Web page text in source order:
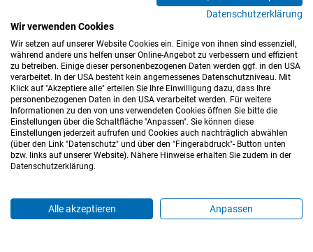
24 25 26
27
28
29 30 31
37
> >>
Impressum Datenschutz Barrierefreiheitserklärung
Hinweisgeberkanal Blog Mitarbeiter*innen
Datenschutzerklärung
Wir verwenden Cookies
Wir setzen auf unserer Website Cookies ein. Einige von ihnen sind essenziell,
während andere uns helfen unser Online-Angebot zu verbessern und effizient
zu betreiben. Einige dieser personenbezogenen Daten werden ggf. in den USA
verarbeitet. In der USA besteht kein angemessenes Datenschutzniveau. Mit
Klick auf "Akzeptiere alle" erteilen Sie Ihre Einwilligung dazu, dass Ihre
personenbezogenen Daten in den USA verarbeitet werden. Für weitere
Informationen zu den von uns verwendeten Cookies öffnen Sie bitte die
Einstellungen über die Schaltfläche "Anpassen". Sie können diese
Einstellungen jederzeit aufrufen und Cookies auch nachträglich abwählen
(über den Link "Datenschutz" und über den "Fingerabdruck"- Button unten
bzw. links auf unserer Website). Nähere Hinweise erhalten Sie zudem in der
Datenschutzerklärung.
Alle akzeptieren Anpassen